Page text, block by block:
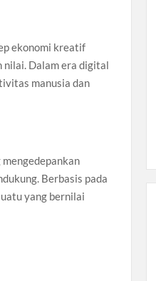
ekonomi kreatif
nilai. Dalam era digital
manusia dan
Berbasis pada
yang bernilai